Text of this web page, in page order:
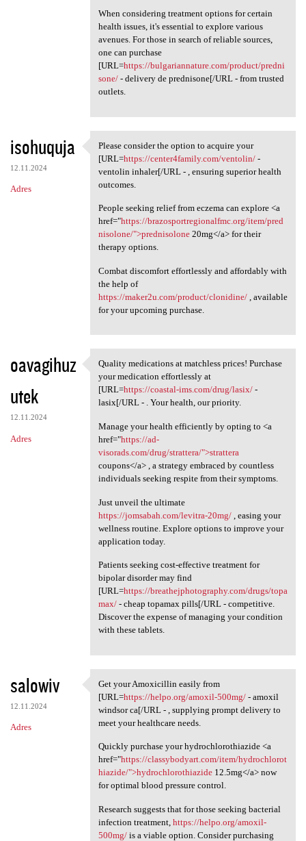
When considering treatment options for certain
health issues, it's essential to explore various
avenues. For those in search of reliable sources,
one can purchase
[URL=https://bulgariannature.com/product/predni
sone/- delivery de prednisone[/URL - from trusted
outlets.
isohuquja
12.11.2024
Adres
Please consider the option to
Please consider the option to acquire your
[URL=https://center4family.com/ventolin/-
ventolin inhaler[/URL - , ensuring superior health
outcomes.
People seeking relief from eczema can explore <a
href="https://brazosportregionalfmc.org/item/pred
nisolone/">prednisolone20mg</a> for their
therapy options.
Combat discomfort effortlessly and affordably with
the help of
https://maker2u.com/product/clonidine/, available
for your upcoming purchase.
oavagihuz
utek
12.11.2024
Adres
Quality medications at
Quality medications at matchless prices! Purchase
your medication effortlessly at
[URL=https://coastal-ims.com/drug/lasix/-
lasix[/URL - . Your health, our priority.
Manage your health efficiently by opting to <a
href="https://ad-
visorads.com/drug/strattera/">strattera
coupons</a> , a strategy embraced by countless
individuals seeking respite from their symptoms.
Just unveil the ultimate
https://jomsabah.com/levitra-20mg/, easing your
wellness routine. Explore options to improve your
application today.
Patients seeking cost-effective treatment for
bipolar disorder may find
[URL=https://breathejphotography.com/drugs/topa
max/- cheap topamax pills[/URL - competitive.
Discover the expense of managing your condition
with these tablets.
salowiv
12.11.2024
Adres
Get your Amoxicillin easily
Get your Amoxicillin easily from
[URL=https://helpo.org/amoxil-500mg/- amoxil
windsor ca[/URL - , supplying prompt delivery to
meet your healthcare needs.
Quickly purchase your hydrochlorothiazide <a
href="https://classybodyart.com/item/hydrochlorot
hiazide/">hydrochlorothiazide12.5mg</a> now
for optimal blood pressure control.
Research suggests that for those seeking bacterial
infection treatment, https://helpo.org/amoxil-
500mg/is a viable option. Consider purchasing